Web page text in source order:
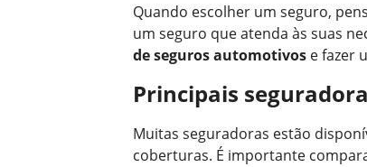
Quando escolher um seguro,
um seguro que atenda às suas
de seguros automotivos e fazer
Principais
Muitas seguradoras estão
coberturas. É importante